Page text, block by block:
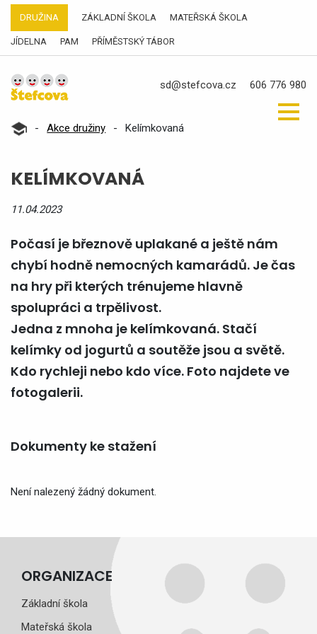
DRUŽINA ZÁKLADNÍ ŠKOLA MATEŘSKÁ ŠKOLA
JÍDELNA PAM PŘÍMĚSTSKÝ TÁBOR
sd@stefcova.cz 606 776 980
- Akce družiny - Kelímkovaná
KELÍMKOVANÁ
11.04.2023
Počasí je březnově uplakané a ještě nám
chybí hodně nemocných kamarádů. Je čas
na hry při kterých trénujeme hlavně
spolupráci a trpělivost.
Jedna z mnoha je kelímkovaná. Stačí
kelímky od jogurtů a soutěže jsou a světě.
Kdo rychleji nebo kdo více. Foto najdete ve
fotogalerii.
Dokumenty ke stažení
Není nalezený žádný dokument.
ORGANIZACE
Základní škola
Mateřská škola